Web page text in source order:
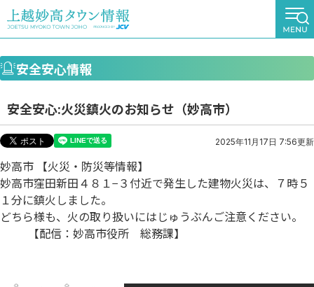
安全安心情報
安全安心:火災鎮火のお知らせ（妙高市）
2025年11月17日 7:56更新
妙高市 【火災・防災等情報】
妙高市窪田新田４８１−３付近で発生した建物火災は、７時５
１分に鎮火しました。
どちら様も、火の取り扱いにはじゅうぶんご注意ください。
【配信：妙高市役所 総務課】